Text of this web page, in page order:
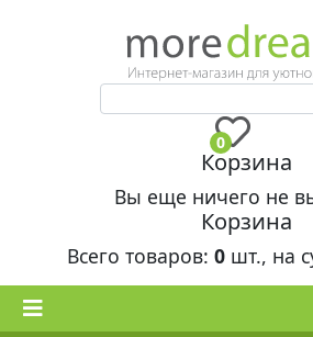
0
Корзина
Вы еще ничего не
Корзина
Всего товаров: 0 шт., на